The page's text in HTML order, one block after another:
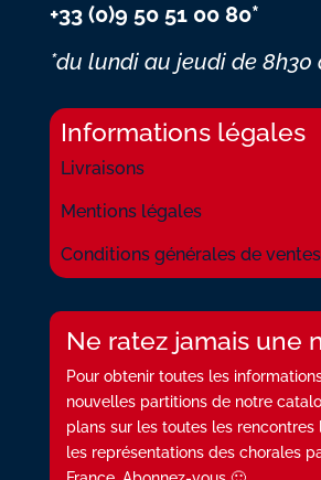
+33 (0)9 50 51 00 80*
*du lundi au jeudi de 8h30
Informations légales
Livraisons
Mentions légales
Conditions générales de ventes
Ne ratez jamais une
Pour obtenir toutes les
nouvelles partitions de notre
plans sur les toutes les
les représentations des chorales